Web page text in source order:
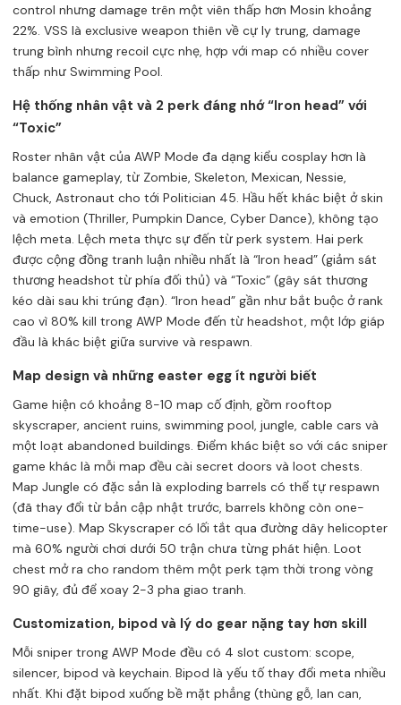
control nhưng damage trên một viên thấp hơn Mosin khoảng
22%. VSS là exclusive weapon thiên về cự ly trung, damage
trung bình nhưng recoil cực nhẹ, hợp với map có nhiều cover
thấp như Swimming Pool.
Hệ thống nhân vật và 2 perk đáng nhớ “Iron head” với
“Toxic”
Roster nhân vật của AWP Mode đa dạng kiểu cosplay hơn là
balance gameplay, từ Zombie, Skeleton, Mexican, Nessie,
Chuck, Astronaut cho tới Politician 45. Hầu hết khác biệt ở skin
và emotion (Thriller, Pumpkin Dance, Cyber Dance), không tạo
lệch meta. Lệch meta thực sự đến từ perk system. Hai perk
được cộng đồng tranh luận nhiều nhất là “Iron head” (giảm sát
thương headshot từ phía đối thủ) và “Toxic” (gây sát thương
kéo dài sau khi trúng đạn). “Iron head” gần như bắt buộc ở rank
cao vì 80% kill trong AWP Mode đến từ headshot, một lớp giáp
đầu là khác biệt giữa survive và respawn.
Map design và những easter egg ít người biết
Game hiện có khoảng 8-10 map cố định, gồm rooftop
skyscraper, ancient ruins, swimming pool, jungle, cable cars và
một loạt abandoned buildings. Điểm khác biệt so với các sniper
game khác là mỗi map đều cài secret doors và loot chests.
Map Jungle có đặc sản là exploding barrels có thể tự respawn
(đã thay đổi từ bản cập nhật trước, barrels không còn one-
time-use). Map Skyscraper có lối tắt qua đường dây helicopter
mà 60% người chơi dưới 50 trận chưa từng phát hiện. Loot
chest mở ra cho random thêm một perk tạm thời trong vòng
90 giây, đủ để xoay 2-3 pha giao tranh.
Customization, bipod và lý do gear nặng tay hơn skill
Mỗi sniper trong AWP Mode đều có 4 slot custom: scope,
silencer, bipod và keychain. Bipod là yếu tố thay đổi meta nhiều
nhất. Khi đặt bipod xuống bề mặt phẳng (thùng gỗ, lan can,